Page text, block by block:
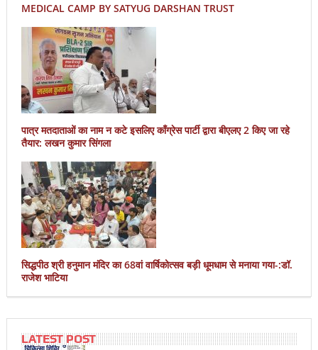
MEDICAL CAMP BY SATYUG DARSHAN TRUST
पात्र मतदाताओं का नाम न कटे इसलिए काँग्रेस पार्टी द्वारा बीएलए 2 किए जा रहे
तैयार: लखन कुमार सिंगला
सिद्धपीठ श्री हनुमान मंदिर का 68वां वार्षिकोत्सव बड़ी धूमधाम से मनाया गया-:डॉ.
राजेश भाटिया
LATEST POST